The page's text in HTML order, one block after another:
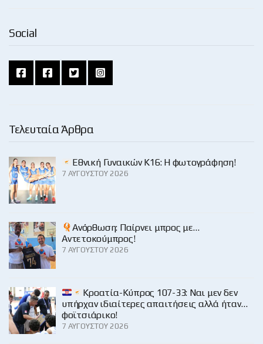
Social
Τελευταία Άρθρα
Εθνική Γυναικών Κ16: Η φωτογράφηση!
7 ΑΥΓΟΎΣΤΟΥ 2026
Ανόρθωση: Παίρνει μπρος με…
Αντετοκούμπρος!
7 ΑΥΓΟΎΣΤΟΥ 2026
Κροατία-Κύπρος 107-33: Ναι μεν δεν
υπήρχαν ιδιαίτερες απαιτήσεις αλλά ήταν…
φοϊτσιάρικο!
7 ΑΥΓΟΎΣΤΟΥ 2026